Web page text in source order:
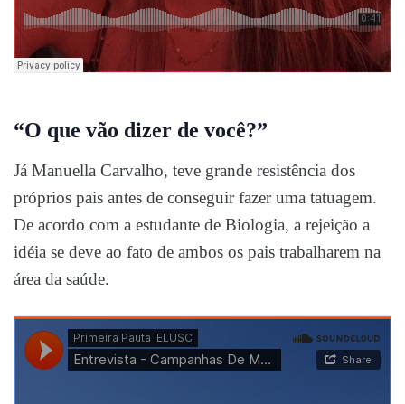
“O que vão dizer de você?”
Já Manuella Carvalho, teve grande resistência dos
próprios pais antes de conseguir fazer uma tatuagem.
De acordo com a estudante de Biologia, a rejeição a
idéia se deve ao fato de ambos os pais trabalharem na
área da saúde.